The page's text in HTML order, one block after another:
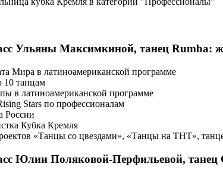
Ульяны Максимкиной, танец Rumba:
Мира в латиноамериканской программе
танцам
в латиноамериканской программе
Stars по профессионалам
России
Кубка Кремля
«Танцы со цвездами», «Танцы на ТНТ»,
Юлии Поляковой-Перфильевой, танец